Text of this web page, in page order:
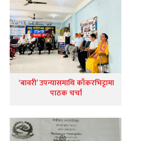
‘बावरी’ उपन्यासमाथि काँकरभिट्टामा
पाठक चर्चा